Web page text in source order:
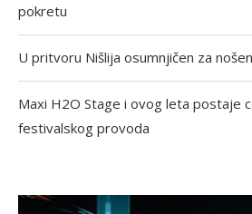
pokretu
U pritvoru Nišlija osumnjičen za
Maxi H2O Stage i ovog leta postaje
festivalskog provoda